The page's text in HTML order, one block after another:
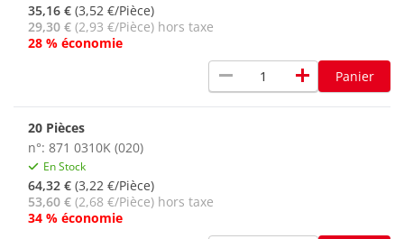
35,16 € (3,52 €/Pièce)
29,30 € (2,93 €/Pièce) hors taxe
28 % économie
remove add Panier
20 Pièces
n°: 871 0310K (020)
En Stock
64,32 € (3,22 €/Pièce)
53,60 € (2,68 €/Pièce) hors taxe
34 % économie